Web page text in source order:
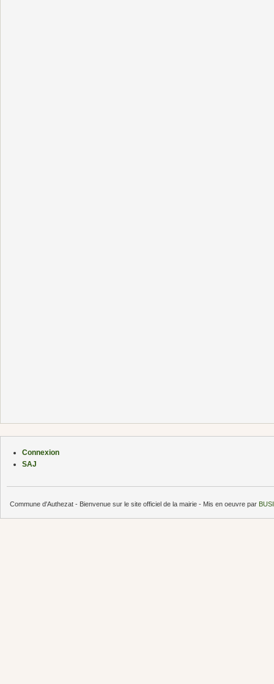
Connexion
SAJ
Commune d'Authezat - Bienvenue sur le site officiel de la mairie - Mis en oeuvre par